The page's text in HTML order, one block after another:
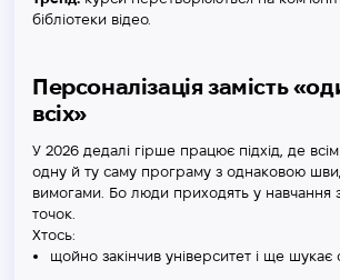
бібліотеки відео.
Персоналізація замість
всіх»
У 2026 дедалі гірше працює підхід, де
одну й ту саму програму з однаковою
вимогами. Бо люди приходять у навчання
точок.
Хтось:
щойно закінчив університет і ще шукає